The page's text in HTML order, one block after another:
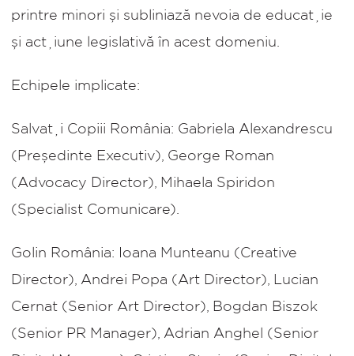
printre minori și subliniază nevoia de educație
și acțiune legislativă în acest domeniu.
Echipele implicate:
Salvați Copiii România: Gabriela Alexandrescu
(Președinte Executiv), George Roman
(Advocacy Director), Mihaela Spiridon
(Specialist Comunicare).
Golin România: Ioana Munteanu (Creative
Director), Andrei Popa (Art Director), Lucian
Cernat (Senior Art Director), Bogdan Biszok
(Senior PR Manager), Adrian Anghel (Senior